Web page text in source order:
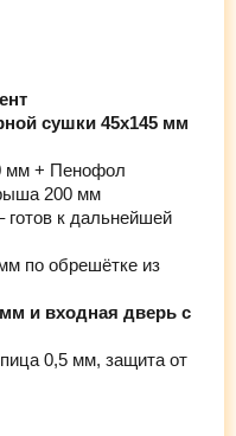
сушки 45х145 мм
мм + Пенофол
200 мм
готов к дальнейшей
по обрешётке из
и входная дверь с
0,5 мм, защита от